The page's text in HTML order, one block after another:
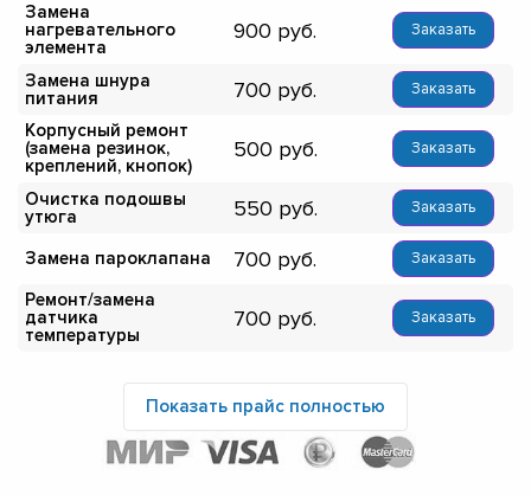
Замена
нагревательного
элемента
900 Заказать
Замена шнура
питания
700 Заказать
Корпусный ремонт
(замена резинок,
креплений, кнопок)
500 Заказать
Очистка подошвы
утюга
550 Заказать
Замена пароклапана 700 Заказать
Ремонт/замена
датчика
температуры
700 Заказать
Показать прайс полностью